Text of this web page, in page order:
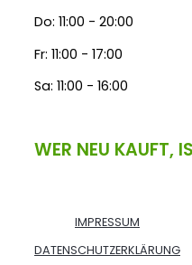
Do: 11:00 - 20:00
Fr: 11:00 - 17:00
Sa: 11:00 - 16:00
WER NEU KAUFT,
IMPRESSUM
DATENSCHUTZERKLÄRUNG